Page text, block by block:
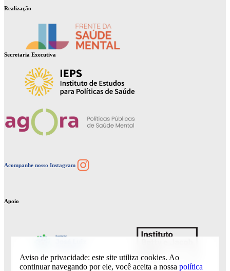
Realização
Secretaria Executiva
Acompanhe nosso InstagramInstagram
Apoio
Aviso de privacidade: este site utiliza cookies. Ao
continuar navegando por ele, você aceita a nossapolítica